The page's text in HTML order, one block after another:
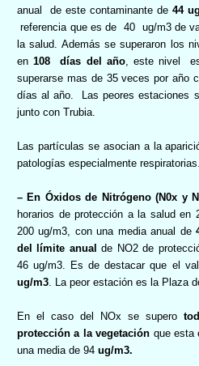
anual
de este contaminante de 44
referencia que es de
40 ug/m3 de
la salud. Además se superaron los
en108 días del año, este nivel
superarse mas de 35 veces por año
días al año.
Las peores estaciones
junto con Trubia.
Las partículas se asocian a la
patologías especialmente respiratorias.
– En Óxidos de Nitrógeno(N0x y
horarios de protección a la salud en
200 ug/m3, con una media anual de
del límite anual de NO2 de
46 ug/m3. Es de destacar que el
ug/m3 . La peor estación es la Plaza
En el caso del NOx se supero
protección a la vegetación que esta
una media de 94 ug/m3.